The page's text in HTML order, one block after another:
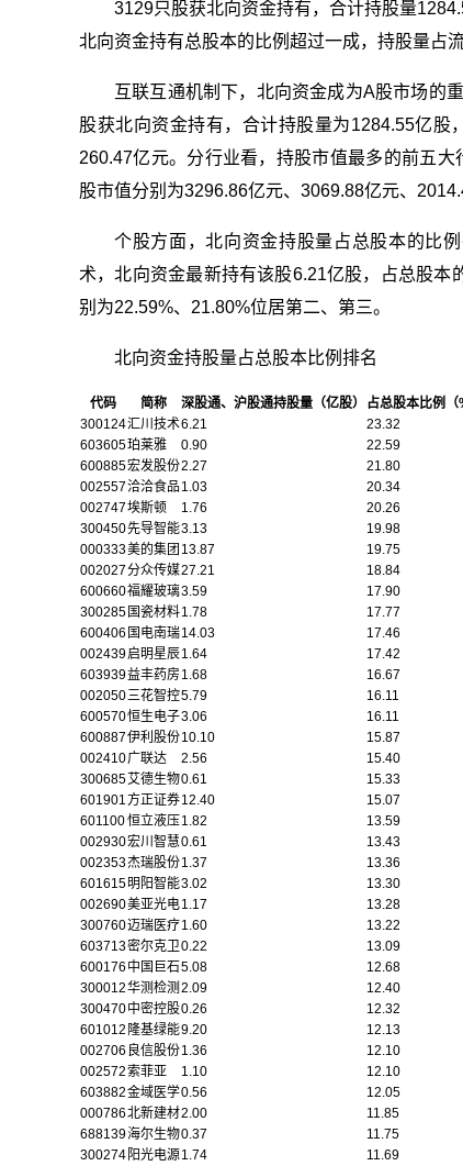
3129只股获北向资金持有，合计持股量
北向资金持有总股本的比例超过一成，持股量占
互联互通机制下，北向资金成为A股市场的
股获北向资金持有，合计持股量为1284.55亿股
260.47亿元。分行业看，持股市值最多的前五
股市值分别为3296.86亿元、3069.88亿元、
个股方面，北向资金持股量占总股本的比
术，北向资金最新持有该股6.21亿股，占总股本
别为22.59%、21.80%位居第二、第三。
北向资金持股量占总股本比例排名
代码 简称 深股通、沪股通持股量（亿股） 占总股本比例（
300124汇川技术6.21 23.32
603605珀莱雅 0.90 22.59
600885宏发股份2.27 21.80
002557洽洽食品 1.03 20.34
002747埃斯顿 1.76 20.26
300450先导智能3.13 19.98
000333美的集团 13.87 19.75
002027分众传媒27.21 18.84
600660福耀玻璃3.59 17.90
300285 国瓷材料1.78 17.77
600406 国电南瑞14.03 17.46
002439启明星辰1.64 17.42
603939益丰药房 1.68 16.67
002050三花智控5.79 16.11
600570恒生电子3.06 16.11
600887伊利股份10.10 15.87
002410广联达 2.56 15.40
300685艾德生物0.61 15.33
601901方正证券12.40 15.07
601100恒立液压1.82 13.59
002930宏川智慧0.61 13.43
002353杰瑞股份1.37 13.36
601615明阳智能3.02 13.30
002690美亚光电1.17 13.28
300760迈瑞医疗1.60 13.22
603713密尔克卫0.22 13.09
600176 中国巨石5.08 12.68
300012华测检测 2.09 12.40
300470中密控股0.26 12.32
601012 隆基绿能9.20 12.13
002706 良信股份1.36 12.10
002572索菲亚 1.10 12.10
603882金域医学0.56 12.05
000786北新建材2.00 11.85
688139海尔生物0.37 11.75
300274 阳光电源1.74 11.69